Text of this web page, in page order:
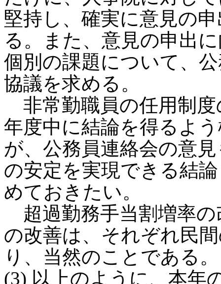
堅持し、確実に意見の
る。また、意見の申出
個別の課題について、
協議を求める。
非常勤職員の任用制
年度中に結論を得るよ
が、公務員連絡会の意
の安定を実現できる結
めておきたい。
超過勤務手当割増率の
の改善は、それぞれ民
り、当然のことである。
(3) 以上のように、本年